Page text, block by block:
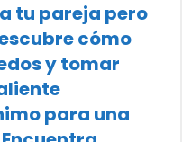
tu pareja pero
cómo
y tomar
para una